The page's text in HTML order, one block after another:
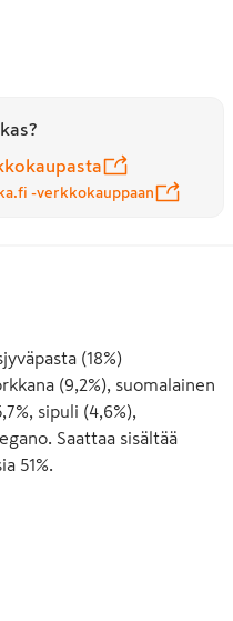
-verkkokauppaan
(18%)
(9,2%), suomalainen
sipuli (4,6%),
Saattaa sisältää
51%.